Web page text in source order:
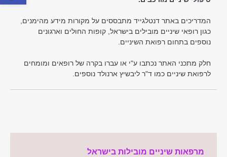
המדריכים באתר דנטלגייד מתבססים על מקורות מידע מהימנים,
כגון רופאי שיניים מובילים בישראל, קופות החולים וארגונים
נוספים בתחום רפואת השיניים.
חלק מתכני האתר נכתבו ע"י או עברו בקרה של רופאים ומומחים
לרפואת שיניים כמו ד"ר ליבשיץ ארנולד נוספים.
מרפאות שיניים מובילות בישראל